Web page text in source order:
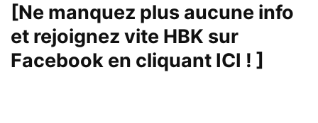
[Ne manquez plus aucune info
et rejoignez vite HBK sur
Facebook en cliquant ICI ! ]